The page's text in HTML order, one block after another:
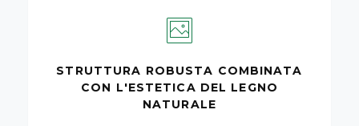
STRUTTURA ROBUSTA COMBINATA
CON L'ESTETICA DEL LEGNO
NATURALE